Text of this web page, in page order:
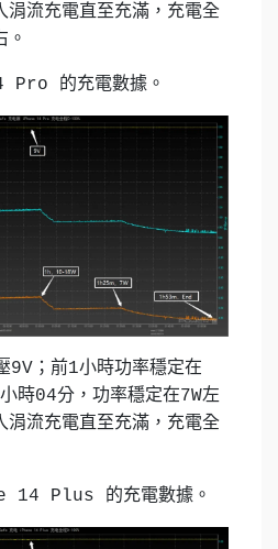
流充電直至充滿，充電全
。
的充電數據。
9V；前1小時功率穩定在
時04分，功率穩定在7W左
流充電直至充滿，充電全
14 Plus 的充電數據。